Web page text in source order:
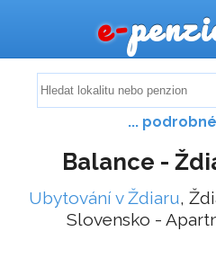
e-
...
Balance -
Ubytování v Ždiaru,
Slovensko -